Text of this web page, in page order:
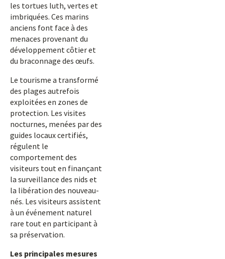
les tortues luth, vertes et
imbriquées. Ces marins
anciens font face à des
menaces provenant du
développement côtier et
du braconnage des œufs.
Le tourisme a transformé
des plages autrefois
exploitées en zones de
protection. Les visites
nocturnes, menées par des
guides locaux certifiés,
régulent le
comportement des
visiteurs tout en finançant
la surveillance des nids et
la libération des nouveau-
nés. Les visiteurs assistent
à un événement naturel
rare tout en participant à
sa préservation.
Les principales mesures